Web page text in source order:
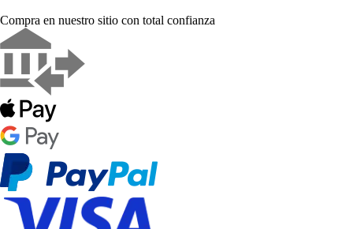
Compra en nuestro sitio con total confianza